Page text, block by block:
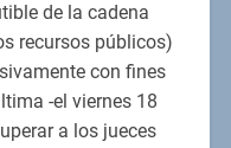
de la cadena
recursos públicos)
con fines
-el viernes 18
a los jueces